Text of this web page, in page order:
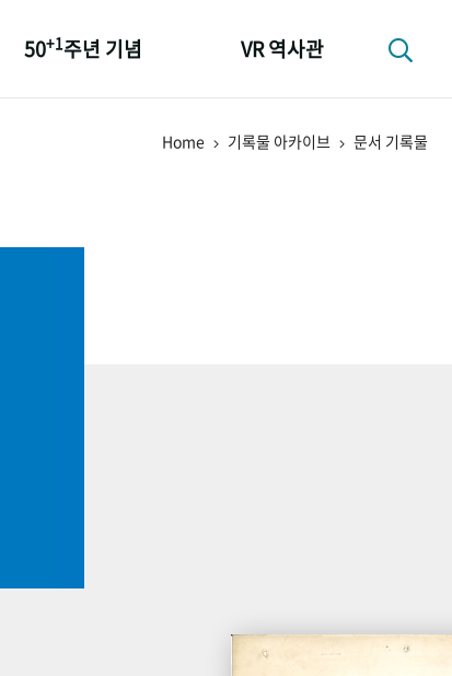
50+1주년 기념 VR 역사관
Home 기록물 아카이브 문서 기록물